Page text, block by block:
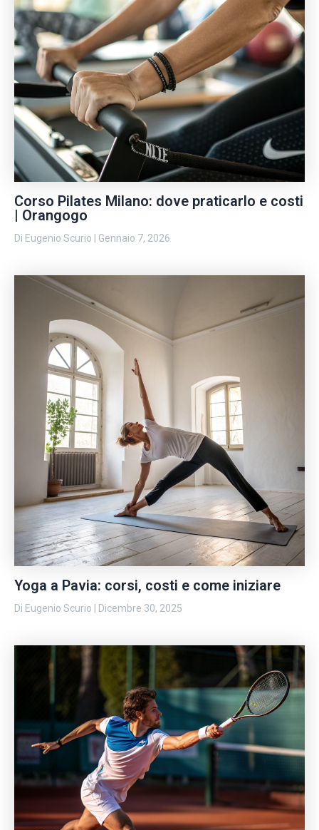
Corso Pilates Milano: dove praticarlo e costi
| Orangogo
Di Eugenio Scurio Gennaio 7, 2026
Yoga a Pavia: corsi, costi e come iniziare
Di Eugenio Scurio Dicembre 30, 2025